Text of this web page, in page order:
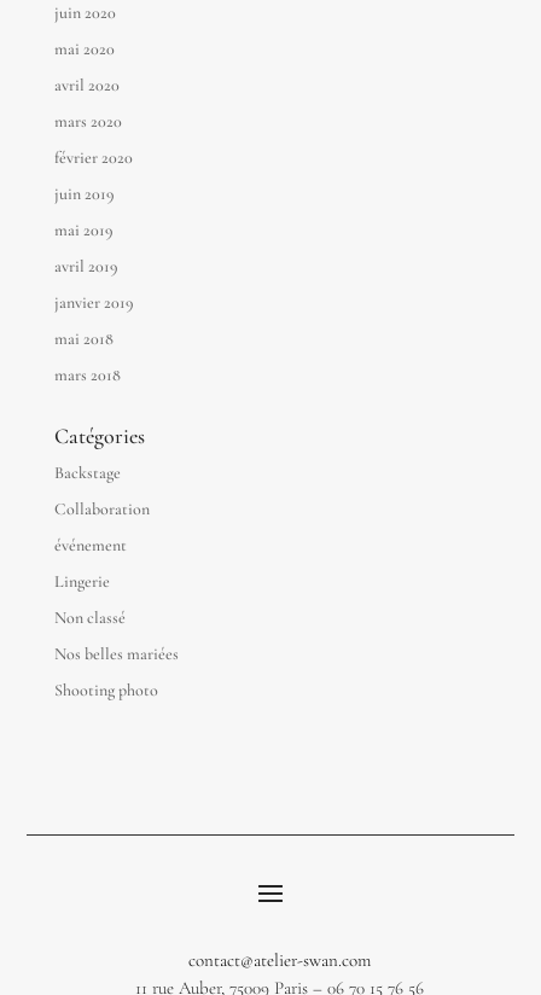
juin 2020
mai 2020
avril 2020
mars 2020
février 2020
juin 2019
mai 2019
avril 2019
janvier 2019
mai 2018
mars 2018
Catégories
Backstage
Collaboration
événement
Lingerie
Non classé
Nos belles mariées
Shooting photo
contact@atelier-swan.com
11 rue Auber, 75009 Paris – 06 70 15 76 56